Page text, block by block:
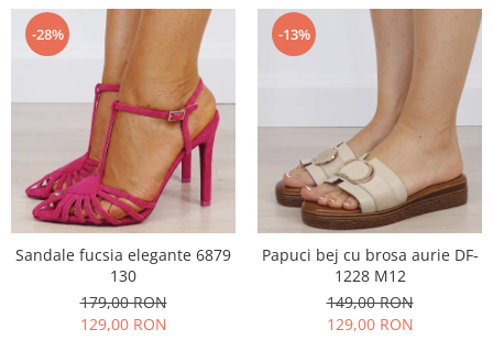
-28%
Sandale fucsia elegante 6879
130
179,00 RON
129,00 RON
-13%
Papuci bej cu brosa aurie DF-
1228 M12
149,00 RON
129,00 RON